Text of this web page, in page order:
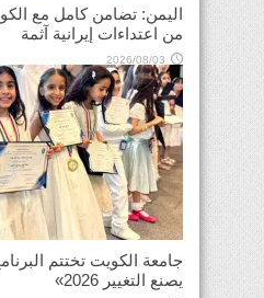
اليمن: تضامن كامل مع
من اعتداءات إيرانية آثمة
2026/08/03
جامعة الكويت تختتم
يصنع التغيير 2026»